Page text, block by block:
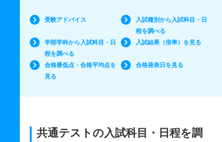
受験アドバイス
入試種別から入試科目・日
程を調べる
学部学科から入試科目・日
程を調べる
入試結果（倍率）を見る
合格最低点・合格平均点を
見る
合格発表日を見る
共通テストの入試科目・日程を調